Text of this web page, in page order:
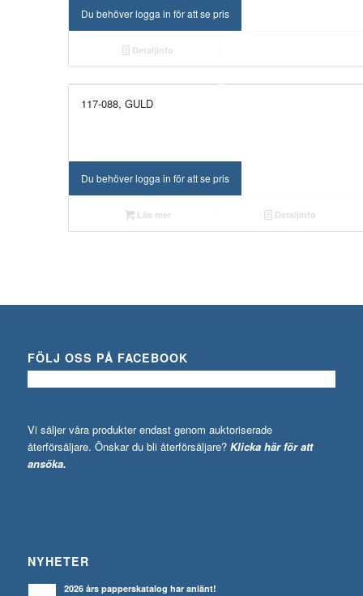
Du behöver logga in för att se pris
Detaljinfo
117-088, GULD
Du behöver logga in för att se pris
Läs mer Detaljinfo
FÖLJ OSS PÅ FACEBOOK
Vi säljer våra produkter endast genom auktoriserade
återförsäljare. Önskar du bli återförsäljare? Klicka här för att
ansöka.
NYHETER
2026 års papperskatalog har anlänt!